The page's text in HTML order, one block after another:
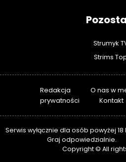
Strumyk
Strims
Redakcja O nas w
prywatności
Kontakt
Serwis wyłącznie dla osób powyżej
Graj odpowiedzialnie.
Copyright © All